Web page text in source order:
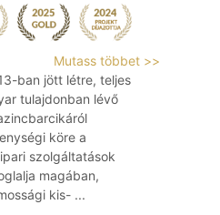
Mutass többet >>
ban jött létre, teljes
tulajdonban lévő
köre a
szolgáltatások
magában,
kis- ...